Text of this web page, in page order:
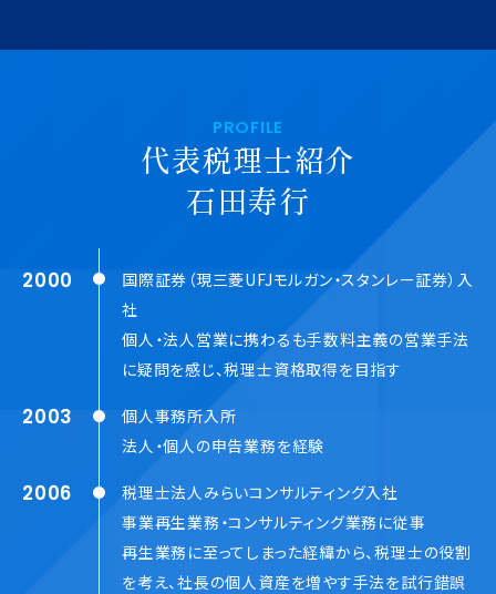
PROFILE
代表税理士紹介
石田寿行
2000
国際証券（現三菱UFJモルガン・スタンレー証券）入
社
個人・法人営業に携わるも手数料主義の営業手法
に疑問を感じ、税理士資格取得を目指す
2003
個人事務所入所
法人・個人の申告業務を経験
2006
税理士法人みらいコンサルティング入社
事業再生業務・コンサルティング業務に従事
再生業務に至ってしまった経緯から、税理士の役割
を考え、社長の個人資産を増やす手法を試行錯誤